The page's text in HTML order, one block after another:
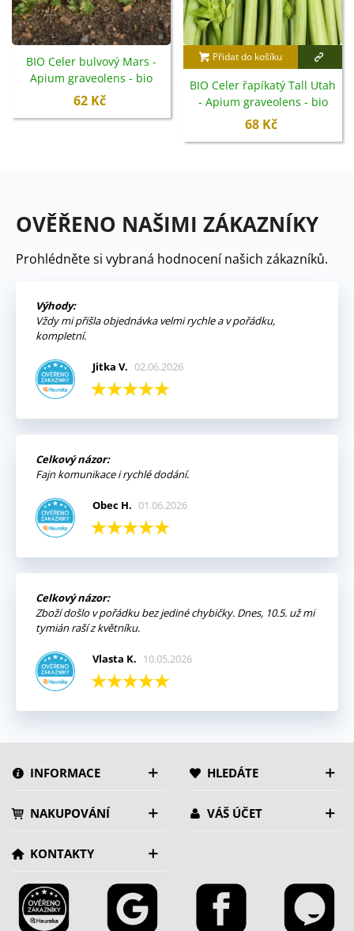
BIO Celer bulvový Mars -
Apium graveolens - bio
semena - 20 ks
62 Kč
Přidat do košíku
BIO Celer řapíkatý Tall Utah
- Apium graveolens - bio
semena - 80 ks
68 Kč
OVĚŘENO NAŠIMI ZÁKAZNÍKY
Prohlédněte si vybraná hodnocení našich zákazníků.
Výhody:
Vždy mi přišla objednávka velmi rychle a v pořádku,
kompletní.
Jitka V. 02.06.2026
Celkový názor:
Fajn komunikace i rychlé dodání.
Obec H. 01.06.2026
Celkový názor:
Zboží došlo v pořádku bez jediné chybičky. Dnes, 10.5. už mi
tymián raší z květníku.
Vlasta K. 10.05.2026
INFORMACE HLEDÁTE
NAKUPOVÁNÍ VÁŠ ÚČET
KONTAKTY